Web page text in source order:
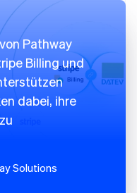
Pathway
Billing und
dabei, ihre
Solutions